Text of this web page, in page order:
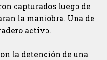
capturados luego de
la maniobra. Una de
activo.
la detención de una